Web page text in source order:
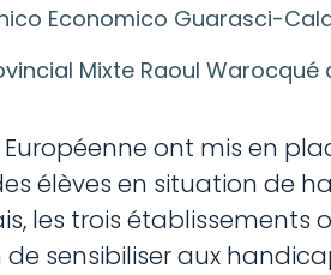
Economico Guarasci-
Mixte Raoul
Européenne ont mis en
élèves en situation de
les trois
sensibiliser aux